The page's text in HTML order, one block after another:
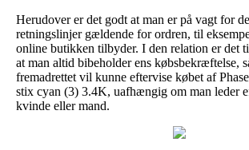
Herudover er det godt at man er på vagt for
retningslinjer gældende for ordren, til
online butikken tilbyder. I den relation er det
at man altid bibeholder ens købsbekræftelse,
fremadrettet vil kunne eftervise købet af
stix cyan (3) 3.4K, uafhængig om man leder
kvinde eller mand.